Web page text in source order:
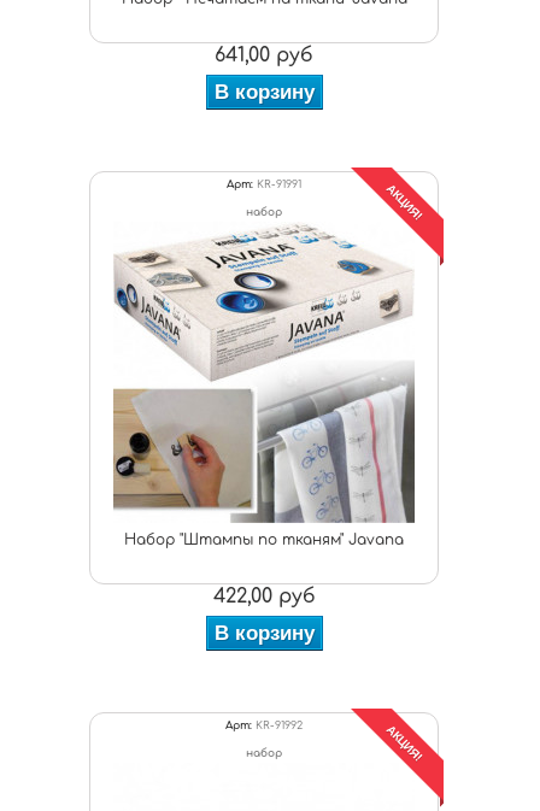
641,00 руб
В корзину
Арт: KR-91991
набор
Набор "Штампы по тканям" Javana
АКЦИЯ!
422,00 руб
В корзину
Арт: KR-91992
набор АКЦИЯ!